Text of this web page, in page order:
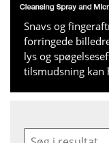
Snavs og
forringede
lys og
tilsmudsning kan